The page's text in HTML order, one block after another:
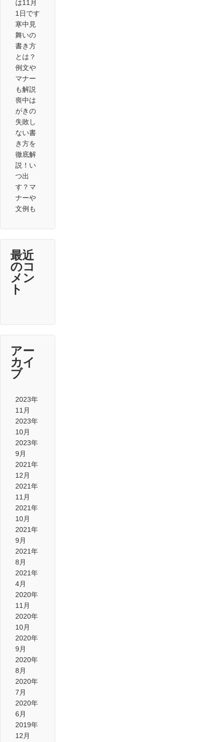
は11月
1日です
寒中見
舞いの
書き方
とは？
例文や
マナー
も解説
喪中は
がきの
失敗し
ない書
き方を
徹底解
説！い
つ出
す？マ
ナーや
文例も
最近
のコ
メン
ト
アー
カイ
ブ
2023年
11月
2023年
10月
2023年
9月
2021年
12月
2021年
11月
2021年
10月
2021年
9月
2021年
8月
2021年
4月
2020年
11月
2020年
10月
2020年
9月
2020年
8月
2020年
7月
2020年
6月
2019年
12月